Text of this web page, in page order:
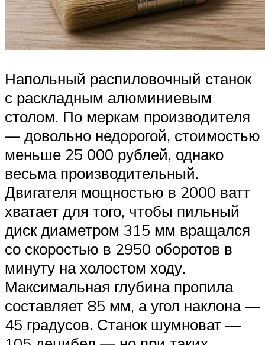
Напольный распиловочный станок
с раскладным алюминиевым
столом. По меркам производителя
— довольно недорогой, стоимостью
меньше 25 000 рублей, однако
весьма производительный.
Двигателя мощностью в 2000 ватт
хватает для того, чтобы пильный
диск диаметром 315 мм вращался
со скоростью в 2950 оборотов в
минуту на холостом ходу.
Максимальная глубина пропила
составляет 85 мм, а угол наклона —
45 градусов. Станок шумноват —